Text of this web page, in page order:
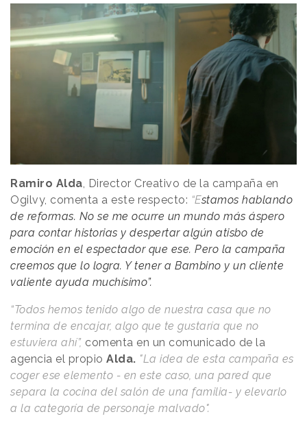
Ramiro Alda, Director Creativo de la campaña en
Ogilvy, comenta a este respecto: “Estamos hablando
de reformas. No se me ocurre un mundo más áspero
para contar historias y despertar algún atisbo de
emoción en el espectador que ese. Pero la campaña
creemos que lo logra. Y tener a Bambino y un cliente
valiente ayuda muchísimo”.
“Todos hemos tenido algo de nuestra casa que no
termina de encajar, algo que te gustaría que no
estuviera ahí”, comenta en un comunicado de la
agencia el propio Alda. "La idea de esta campaña es
coger ese elemento - en este caso, una pared que
separa la cocina del salón de una familia- y elevarlo
a la categoría de personaje malvado".